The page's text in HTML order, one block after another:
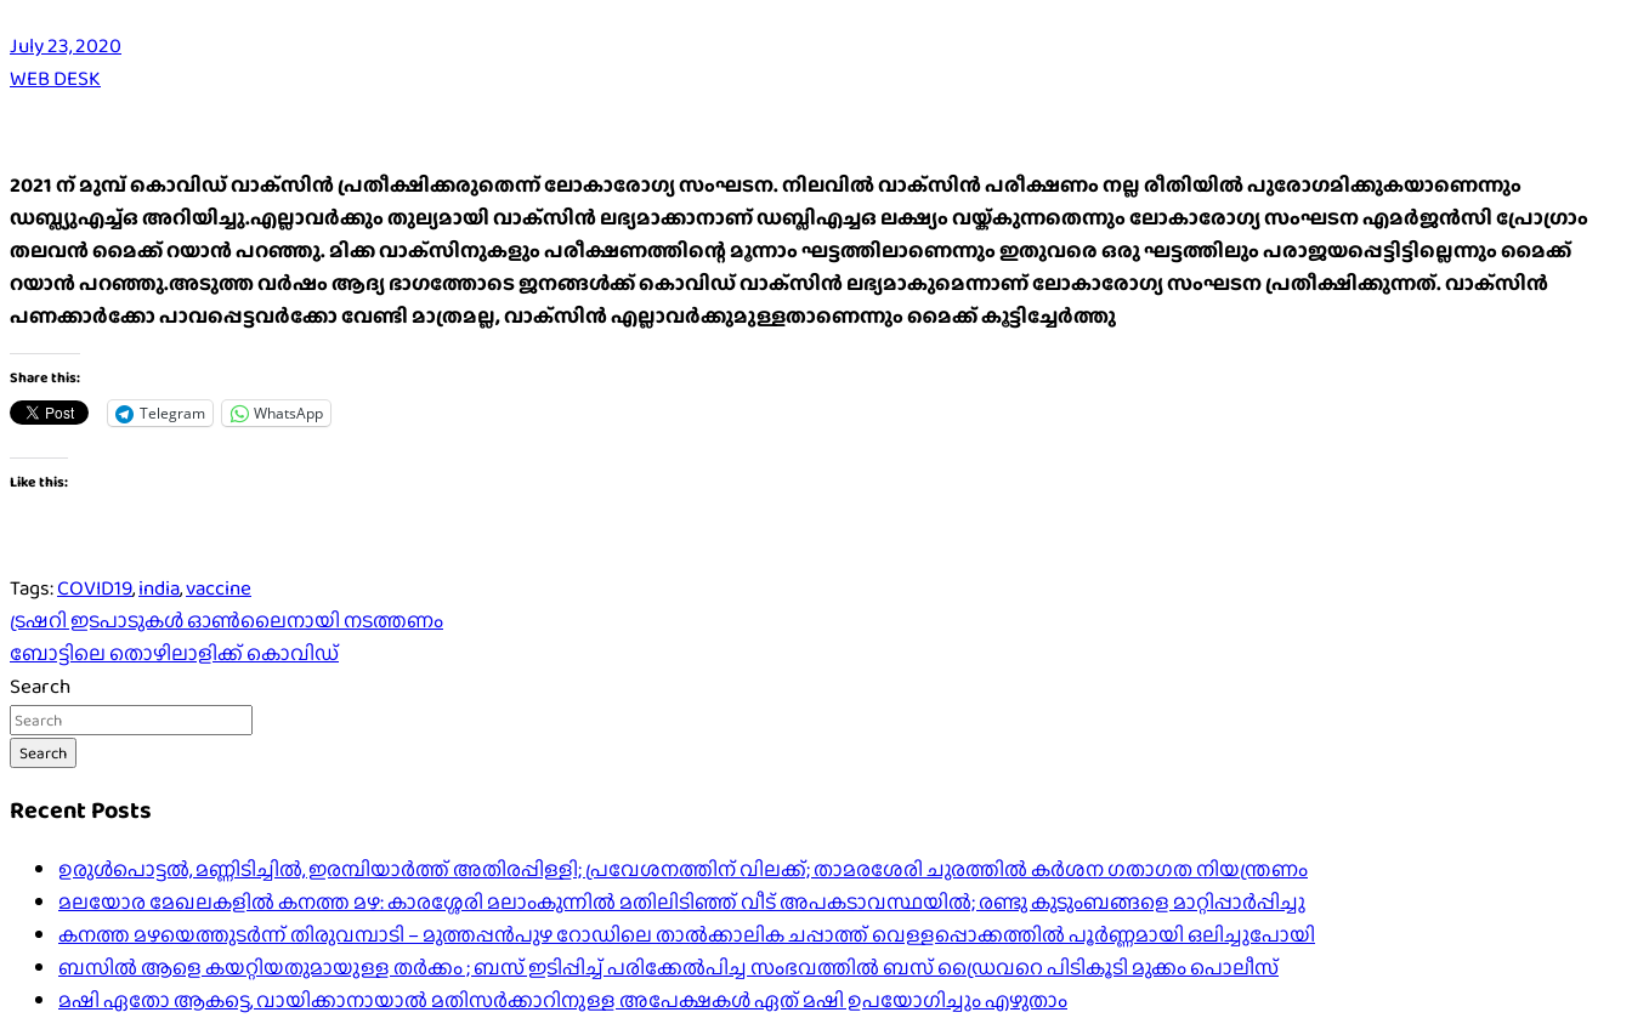
July 23, 2020
WEB DESK
2021 ന് മുമ്പ് കൊവിഡ് വാക്‌സിൻ പ്രതീക്ഷിക്കരുതെന്ന് ലോകാരോഗ്യ സംഘടന. നിലവിൽ വാക്‌സിൻ പരീക്ഷണം നല്ല രീതിയിൽ പുരോഗമിക്കുകയാണെന്നും
ഡബ്ല്യുഎച്ച്ഒ അറിയിച്ചു.എല്ലാവർക്കും തുല്യമായി വാക്‌സിൻ ലഭ്യമാക്കാനാണ് ഡബ്ലിഎച്ചഒ ലക്ഷ്യം വയ്ക്കുന്നതെന്നും ലോകാരോഗ്യ സംഘടന എമർജൻസി പ്രോഗ്രാം
തലവൻ മൈക്ക് റയാൻ പറഞ്ഞു. മിക്ക വാക്‌സിനുകളും പരീക്ഷണത്തിന്റെ മൂന്നാം ഘട്ടത്തിലാണെന്നും ഇതുവരെ ഒരു ഘട്ടത്തിലും പരാജയപ്പെട്ടിട്ടില്ലെന്നും മൈക്ക്
റയാൻ പറഞ്ഞു.അടുത്ത വർഷം ആദ്യ ഭാഗത്തോടെ ജനങ്ങൾക്ക് കാെവിഡ് വാക്‌സിൻ ലഭ്യമാകുമെന്നാണ് ലോകാരോഗ്യ സംഘടന പ്രതീക്ഷിക്കുന്നത്. വാക്‌സിൻ
പണക്കാർക്കോ പാവപ്പെട്ടവർക്കോ വേണ്ടി മാത്രമല്ല, വാക്‌സിൻ എല്ലാവർക്കുമുള്ളതാണെന്നും മൈക്ക് കൂട്ടിച്ചേർത്തു
Share this:
Telegram WhatsApp
Like this:
Tags:COVID19,india,vaccine
Post
navigation
ട്രഷറി ഇടപാടുകള്‍ ഓണ്‍ലൈനായി നടത്തണം
ബോട്ടിലെ തൊഴിലാളിക്ക് കൊവിഡ്
Search
Search
Recent Posts
ഉരുൾപൊട്ടൽ, മണ്ണിടിച്ചിൽ, ഇരമ്പിയാര്‍ത്ത് അതിരപ്പിള്ളി; പ്രവേശനത്തിന് വിലക്ക്; താമരശേരി ചുരത്തില്‍ കര്‍ശന ഗതാഗത നിയന്ത്രണം
മലയോര മേഖലകളിൽ കനത്ത മഴ: കാരശ്ശേരി മലാംകുന്നിൽ മതിലിടിഞ്ഞ് വീട് അപകടാവസ്ഥയിൽ; രണ്ടു കുടുംബങ്ങളെ മാറ്റിപ്പാർപ്പിച്ചു
കനത്ത മഴയെത്തുടർന്ന് തിരുവമ്പാടി – മുത്തപ്പൻപുഴ റോഡിലെ താൽക്കാലിക ചപ്പാത്ത് വെള്ളപ്പൊക്കത്തിൽ പൂർണ്ണമായി ഒലിച്ചുപോയി
ബസിൽ ആളെ കയറ്റിയതുമായുള്ള തർക്കം ; ബസ് ഇടിപ്പിച്ച് പരിക്കേൽപിച്ച സംഭവത്തിൽ ബസ് ഡ്രൈവറെ പിടികൂടി മുക്കം പൊലീസ്
മഷി ഏതോ ആകട്ടെ, വായിക്കാനായാൽ മതി​സർക്കാറിനുള്ള അപേക്ഷകൾ ഏത് മഷി ഉപയോഗിച്ചും എഴുതാം